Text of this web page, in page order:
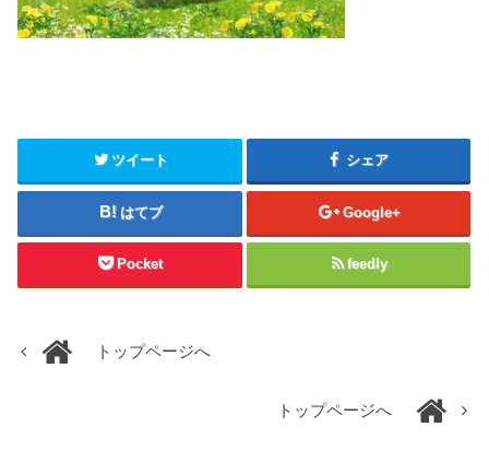
ツイート シェア
はてブ Google+
Pocket feedly
トップページへ
トップページへ